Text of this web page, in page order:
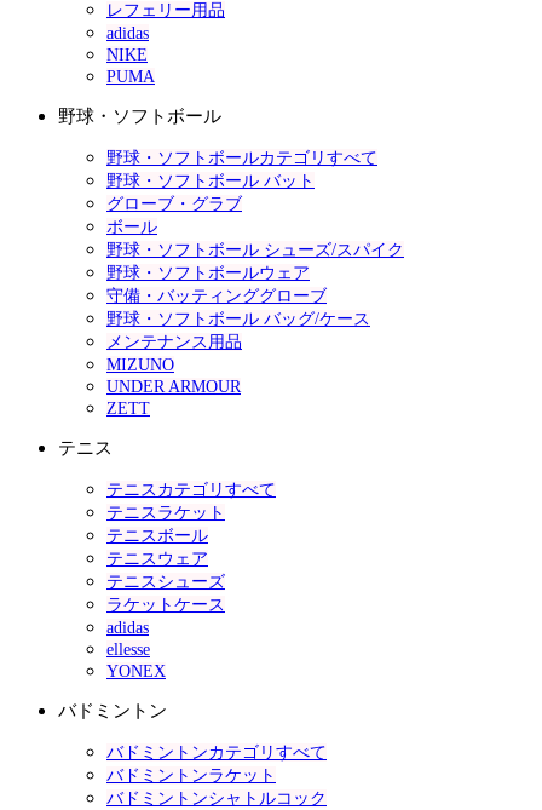
レフェリー用品
adidas
NIKE
PUMA
野球・ソフトボール
野球・ソフトボールカテゴリすべて
野球・ソフトボール バット
グローブ・グラブ
ボール
野球・ソフトボール シューズ/スパイク
野球・ソフトボールウェア
守備・バッティンググローブ
野球・ソフトボール バッグ/ケース
メンテナンス用品
MIZUNO
UNDER ARMOUR
ZETT
テニス
テニスカテゴリすべて
テニスラケット
テニスボール
テニスウェア
テニスシューズ
ラケットケース
adidas
ellesse
YONEX
バドミントン
バドミントンカテゴリすべて
バドミントンラケット
バドミントンシャトルコック